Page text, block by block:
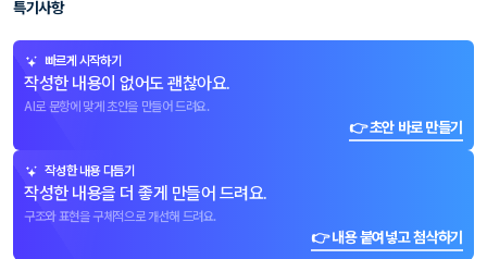
특기사항
빠르게 시작하기
작성한 내용이 없어도 괜찮아요.
AI로 문항에 맞게 초안을 만들어 드려요.
👉 초안 바로 만들기
작성한 내용 다듬기
작성한 내용을 더 좋게 만들어 드려요.
구조와 표현을 구체적으로 개선해 드려요.
👉 내용 붙여넣고 첨삭하기